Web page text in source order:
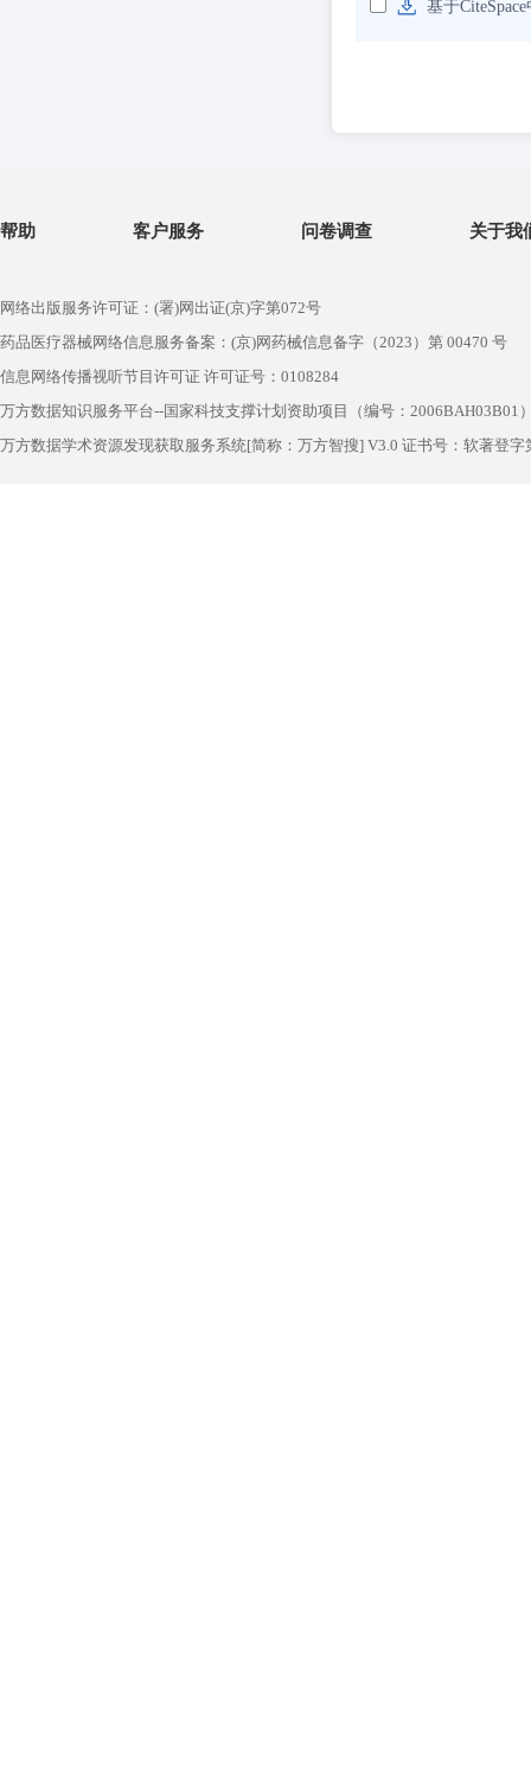
基于
帮助 客户服务 问卷调查 关于我
网络出版服务许可证：(署)网出证(京)字第072号
药品医疗器械网络信息服务备案：(京)网药械信息备字（2023）第 00470 号
信息网络传播视听节目许可证 许可证号：0108284
万方数据知识服务平台--国家科技支撑计划资助项目（编号：2006BAH03B01
万方数据学术资源发现获取服务系统[简称：万方智搜] V3.0 证书号：软著登字